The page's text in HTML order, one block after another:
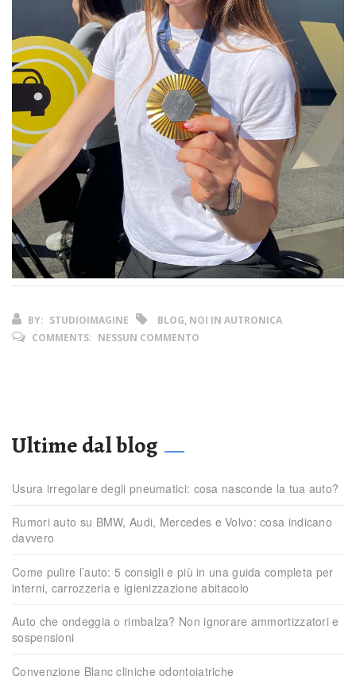
BY: STUDIOIMAGINE
BLOG, NOI IN AUTRONICA
COMMENTS: NESSUN COMMENTO
Ultime dal blog
Usura irregolare degli pneumatici: cosa nasconde la tua auto?
Rumori auto su BMW, Audi, Mercedes e Volvo: cosa indicano
davvero
Come pulire l’auto: 5 consigli e più in una guida completa per
interni, carrozzeria e igienizzazione abitacolo
Auto che ondeggia o rimbalza? Non ignorare ammortizzatori e
sospensioni
Convenzione Blanc cliniche odontoiatriche